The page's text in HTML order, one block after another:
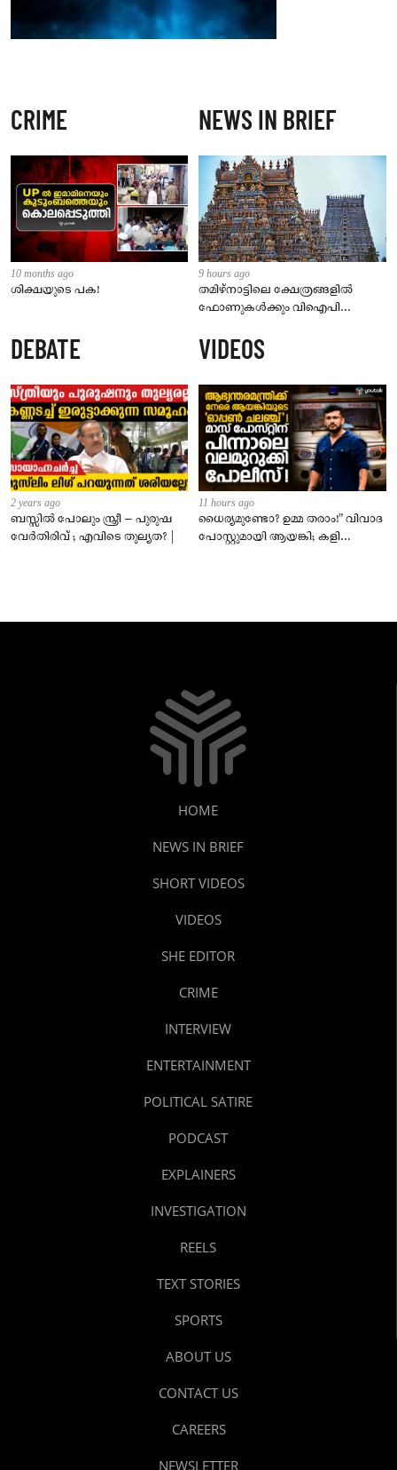
CRIME
10 months ago
ശിക്ഷയുടെ പക!
NEWS IN BRIEF
9 hours ago
തമിഴ്‌നാട്ടിലെ ക്ഷേത്രങ്ങളിൽ
ഫോണുകൾക്കും വിഐപി
സെപ്റ്റംബർ 1 മുതൽ നിലവിൽ
വരും
DEBATE
2 years ago
ബസ്സിൽ പോലും സ്ത്രീ – പുരുഷ
വേർതിരിവ് ; എവിടെ തുല്യത? |
VIDEOS
11 hours ago
ധൈര്യമുണ്ടോ? ഉമ്മ തരാം!” വിവാദ
പോസ്റ്റുമായി ആയങ്കി; കളി
HOME
NEWS IN BRIEF
SHORT VIDEOS
VIDEOS
SHE EDITOR
CRIME
INTERVIEW
ENTERTAINMENT
POLITICAL SATIRE
PODCAST
EXPLAINERS
INVESTIGATION
REELS
TEXT STORIES
SPORTS
ABOUT US
CONTACT US
CAREERS
NEWSLETTER